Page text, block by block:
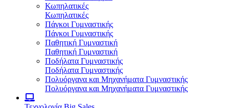
Κωπηλατικές
Κωπηλατικές
Πάγκοι Γυμναστικής
Πάγκοι Γυμναστικής
Παθητική Γυμναστική
Παθητική Γυμναστική
Ποδήλατα Γυμναστικής
Ποδήλατα Γυμναστικής
Πολυόργανα και Μηχανήματα Γυμναστικής
Πολυόργανα και Μηχανήματα Γυμναστικής